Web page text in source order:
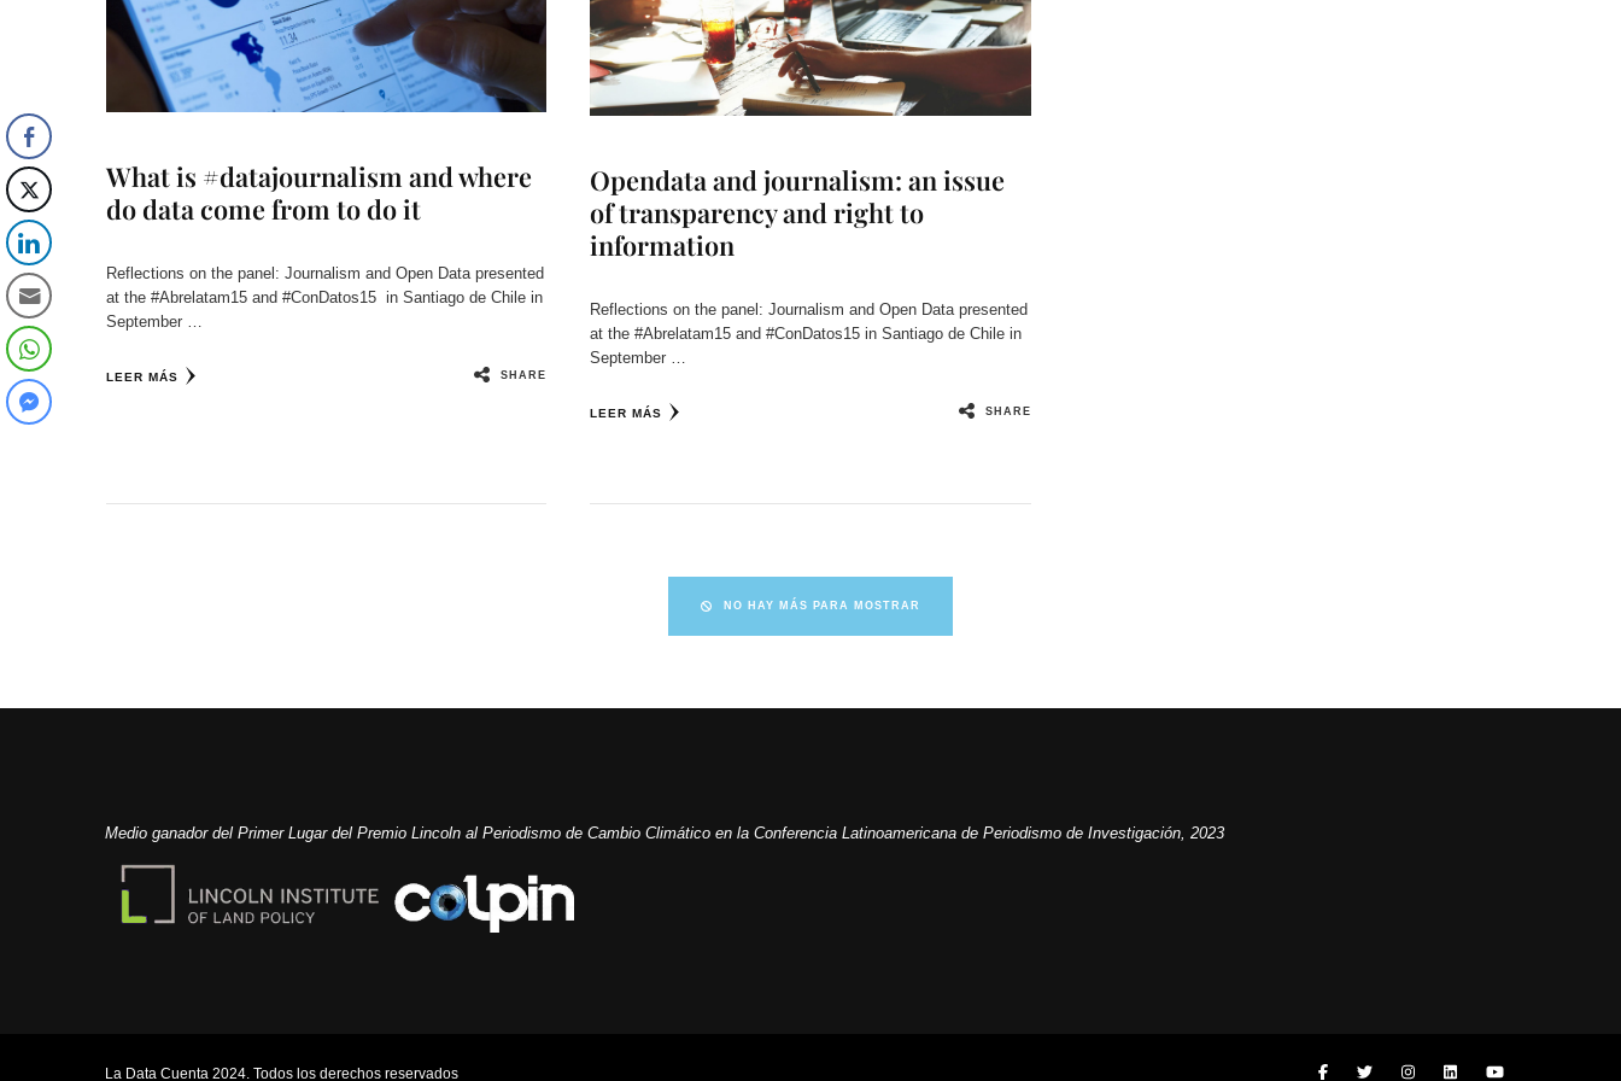
What is #datajournalism and where
do data come from to do it
Reflections on the panel: Journalism and Open Data presented
at the #Abrelatam15 and #ConDatos15 in Santiago de Chile in
September …
LEER MÁS SHARE
Opendata and journalism: an issue
of transparency and right to
information
Reflections on the panel: Journalism and Open Data presented
at the #Abrelatam15 and #ConDatos15 in Santiago de Chile in
September …
LEER MÁS SHARE
NO HAY MÁS PARA MOSTRAR
Medio ganador del Primer Lugar del Premio Lincoln al Periodismo de Cambio Climático en la Conferencia Latinoamericana de Periodismo de Investigación, 2023
La Data Cuenta 2024. Todos los derechos reservados